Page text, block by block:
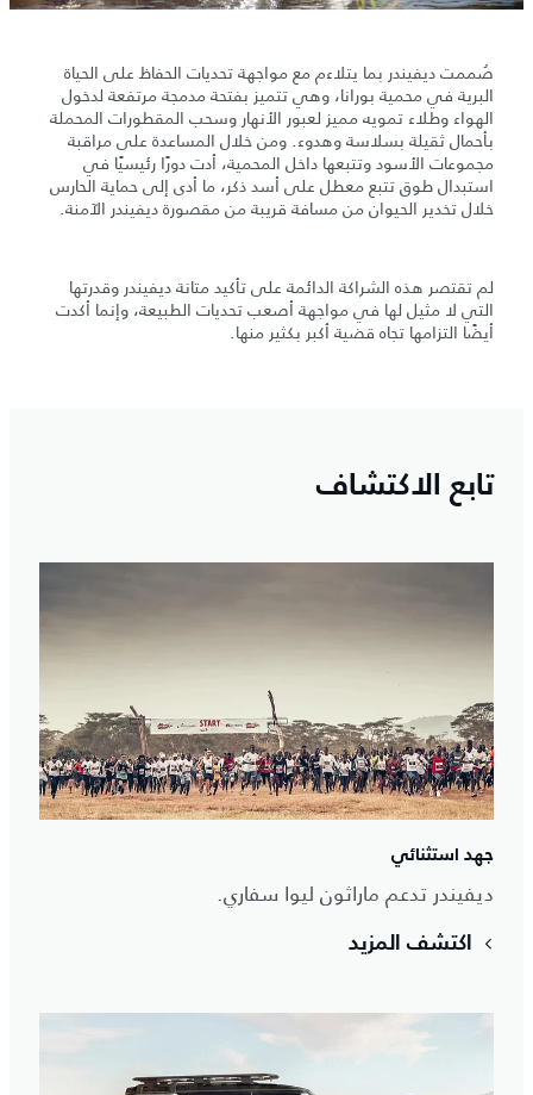
صُممت ديفيندر بما يتلاءم مع مواجهة تحديات الحفاظ على الحياة
البرية في محمية بورانا، وهي تتميز بفتحة مدمجة مرتفعة لدخول
الهواء وطلاء تمويه مميز لعبور الأنهار وسحب المقطورات المحملة
بأحمال ثقيلة بسلاسة وهدوء. ومن خلال المساعدة على مراقبة
مجموعات الأسود وتتبعها داخل المحمية، أدت دورًا رئيسيًا في
استبدال طوق تتبع معطل على أسد ذكر، ما أدى إلى حماية الحارس
خلال تخدير الحيوان من مسافة قريبة من مقصورة ديفيندر الآمنة.
لم تقتصر هذه الشراكة الدائمة على تأكيد متانة ديفيندر وقدرتها
التي لا مثيل لها في مواجهة أصعب تحديات الطبيعة، وإنما أكدت
أيضًا التزامها تجاه قضية أكبر بكثير منها.
تابع الاكتشاف
جهد استثنائي
ديفيندر تدعم ماراثون ليوا سفاري.
اكتشف المزيد